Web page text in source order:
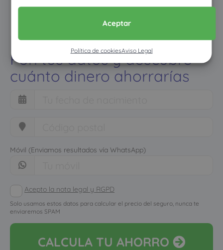
Aceptar
Política de cookiesAviso Legal
Pon tus datos y descubre
cuánto dinero ahorrarías
Móvil (Enviamos resultados vía WhatsApp)
Acepto la nota legal y RGPD
Solo usamos estos datos para calcular el precio del seguro, nunca te
enviaremos SPAM
CALCULA TU AHORRO